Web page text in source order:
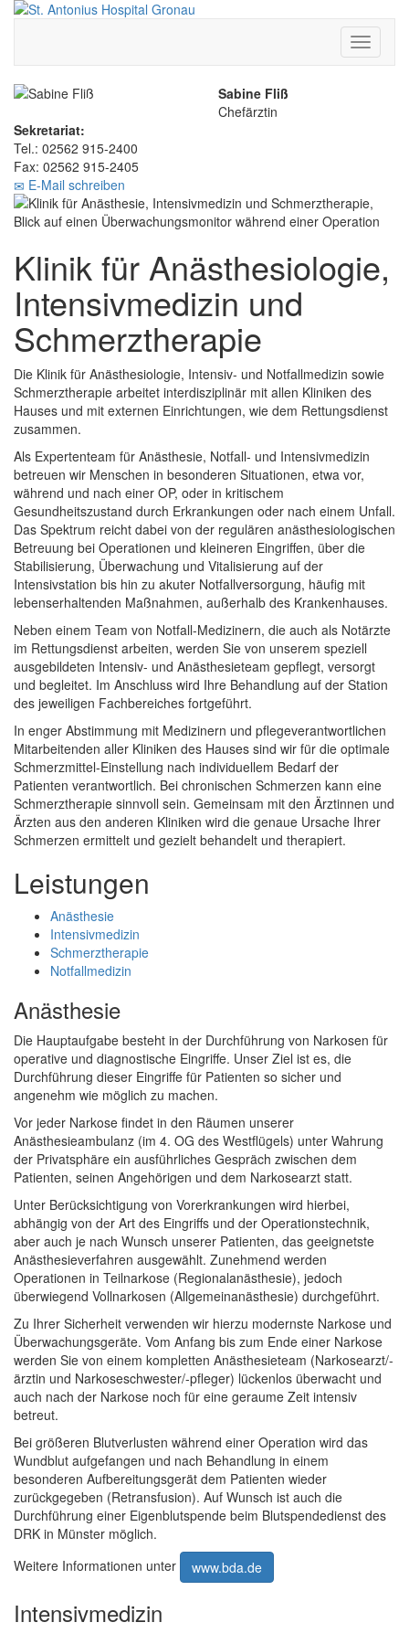
Toggle
Sabine Fliß
Chefärztin
Sekretariat:
Tel.: 02562 915-2400
Fax: 02562 915-2405
E-Mail schreiben
Klinik für Anästhesiologie,
Intensivmedizin und
Schmerztherapie
Die Klinik für Anästhesiologie, Intensiv- und Notfallmedizin sowie
Schmerztherapie arbeitet interdisziplinär mit allen Kliniken des
Hauses und mit externen Einrichtungen, wie dem Rettungsdienst
zusammen.
Als Expertenteam für Anästhesie, Notfall- und Intensivmedizin
betreuen wir Menschen in besonderen Situationen, etwa vor,
während und nach einer OP, oder in kritischem
Gesundheitszustand durch Erkrankungen oder nach einem Unfall.
Das Spektrum reicht dabei von der regulären anästhesiologischen
Betreuung bei Operationen und kleineren Eingriffen, über die
Stabilisierung, Überwachung und Vitalisierung auf der
Intensivstation bis hin zu akuter Notfallversorgung, häufig mit
lebenserhaltenden Maßnahmen, außerhalb des Krankenhauses.
Neben einem Team von Notfall-Medizinern, die auch als Notärzte
im Rettungsdienst arbeiten, werden Sie von unserem speziell
ausgebildeten Intensiv- und Anästhesieteam gepflegt, versorgt
und begleitet. Im Anschluss wird Ihre Behandlung auf der Station
des jeweiligen Fachbereiches fortgeführt.
In enger Abstimmung mit Medizinern und pflegeverantwortlichen
Mitarbeitenden aller Kliniken des Hauses sind wir für die optimale
Schmerzmittel-Einstellung nach individuellem Bedarf der
Patienten verantwortlich. Bei chronischen Schmerzen kann eine
Schmerztherapie sinnvoll sein. Gemeinsam mit den Ärztinnen und
Ärzten aus den anderen Kliniken wird die genaue Ursache Ihrer
Schmerzen ermittelt und gezielt behandelt und therapiert.
Leistungen
Anästhesie
Intensivmedizin
Schmerztherapie
Notfallmedizin
Anästhesie
Die Hauptaufgabe besteht in der Durchführung von Narkosen für
operative und diagnostische Eingriffe. Unser Ziel ist es, die
Durchführung dieser Eingriffe für Patienten so sicher und
angenehm wie möglich zu machen.
Vor jeder Narkose findet in den Räumen unserer
Anästhesieambulanz (im 4. OG des Westflügels) unter Wahrung
der Privatsphäre ein ausführliches Gespräch zwischen dem
Patienten, seinen Angehörigen und dem Narkosearzt statt.
Unter Berücksichtigung von Vorerkrankungen wird hierbei,
abhängig von der Art des Eingriffs und der Operationstechnik,
aber auch je nach Wunsch unserer Patienten, das geeignetste
Anästhesieverfahren ausgewählt. Zunehmend werden
Operationen in Teilnarkose (Regionalanästhesie), jedoch
überwiegend Vollnarkosen (Allgemeinanästhesie) durchgeführt.
Zu Ihrer Sicherheit verwenden wir hierzu modernste Narkose und
Überwachungsgeräte. Vom Anfang bis zum Ende einer Narkose
werden Sie von einem kompletten Anästhesieteam (Narkosearzt/-
ärztin und Narkoseschwester/-pfleger) lückenlos überwacht und
auch nach der Narkose noch für eine geraume Zeit intensiv
betreut.
Bei größeren Blutverlusten während einer Operation wird das
Wundblut aufgefangen und nach Behandlung in einem
besonderen Aufbereitungsgerät dem Patienten wieder
zurückgegeben (Retransfusion). Auf Wunsch ist auch die
Durchführung einer Eigenblutspende beim Blutspendedienst des
DRK in Münster möglich.
Weitere Informationen unter
www.bda.de
Intensivmedizin